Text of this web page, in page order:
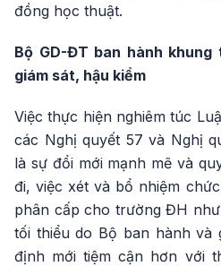
đồng học thuật.
Bộ GD-ĐT ban hành
giám sát, hậu kiểm
Việc thực hiện nghiêm túc
các Nghị quyết 57 và Nghị
là sự đổi mới mạnh mẽ và
đi, việc xét và bổ nhiệm
phân cấp cho trường ĐH
tối thiểu do Bộ ban hành và
định mới tiệm cận hơn với